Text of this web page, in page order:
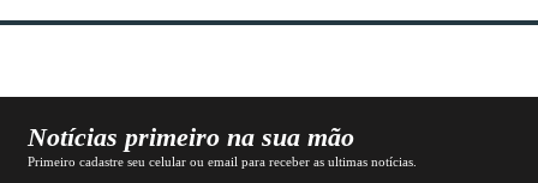
Notícias primeiro na sua mão
Primeiro cadastre seu celular ou email para receber as ultimas notícias.